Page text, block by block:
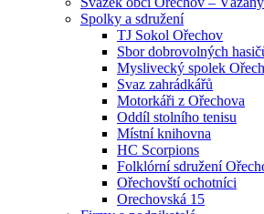
Spolky a sdružení
TJ Sokol Ořechov
Sbor dobrovolných
Myslivecký spolek
Svaz zahrádkářů
Motorkáři z Ořechova
Oddíl stolního tenisu
Místní knihovna
HC Scorpions
Folklórní sdružení
Ořechovští ochotníci
Orechovská 15